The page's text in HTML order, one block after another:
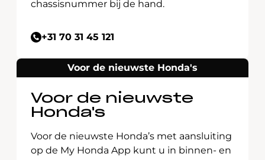
chassisnummer bij de hand.
+31 70 31 45 121
Voor de nieuwste Honda's
Voor de nieuwste
Honda's
Voor de nieuwste Honda’s met aansluiting
op de My Honda App kunt u in binnen- en